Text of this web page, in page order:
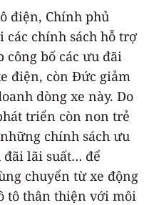
điện, Chính phủ
chính sách hỗ trợ
công bố các ưu đãi
điện, còn Đức giảm
dòng xe này. Do
triển còn non trẻ
chính sách ưu
lãi suất… để
chuyển từ xe động
tô thân thiện với môi